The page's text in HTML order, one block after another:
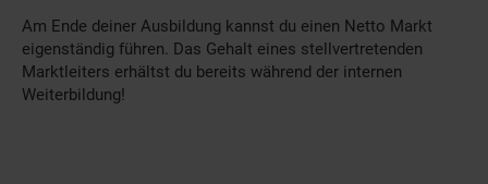
Am Ende deiner Ausbildung kannst du einen Netto Markt
eigenständig führen. Das Gehalt eines stellvertretenden
Marktleiters erhältst du bereits während der internen
Weiterbildung!